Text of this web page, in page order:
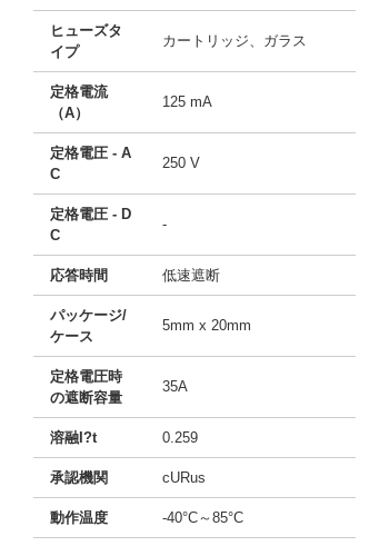
ヒューズタ
イプ
カートリッジ、ガラス
定格電流
（A）
125 mA
定格電圧 - A
C
250 V
定格電圧 - D
C
-
応答時間 低速遮断
パッケージ/
ケース
5mm x 20mm
定格電圧時
の遮断容量
35A
溶融I?t 0.259
承認機関 cURus
動作温度 -40°C～85°C